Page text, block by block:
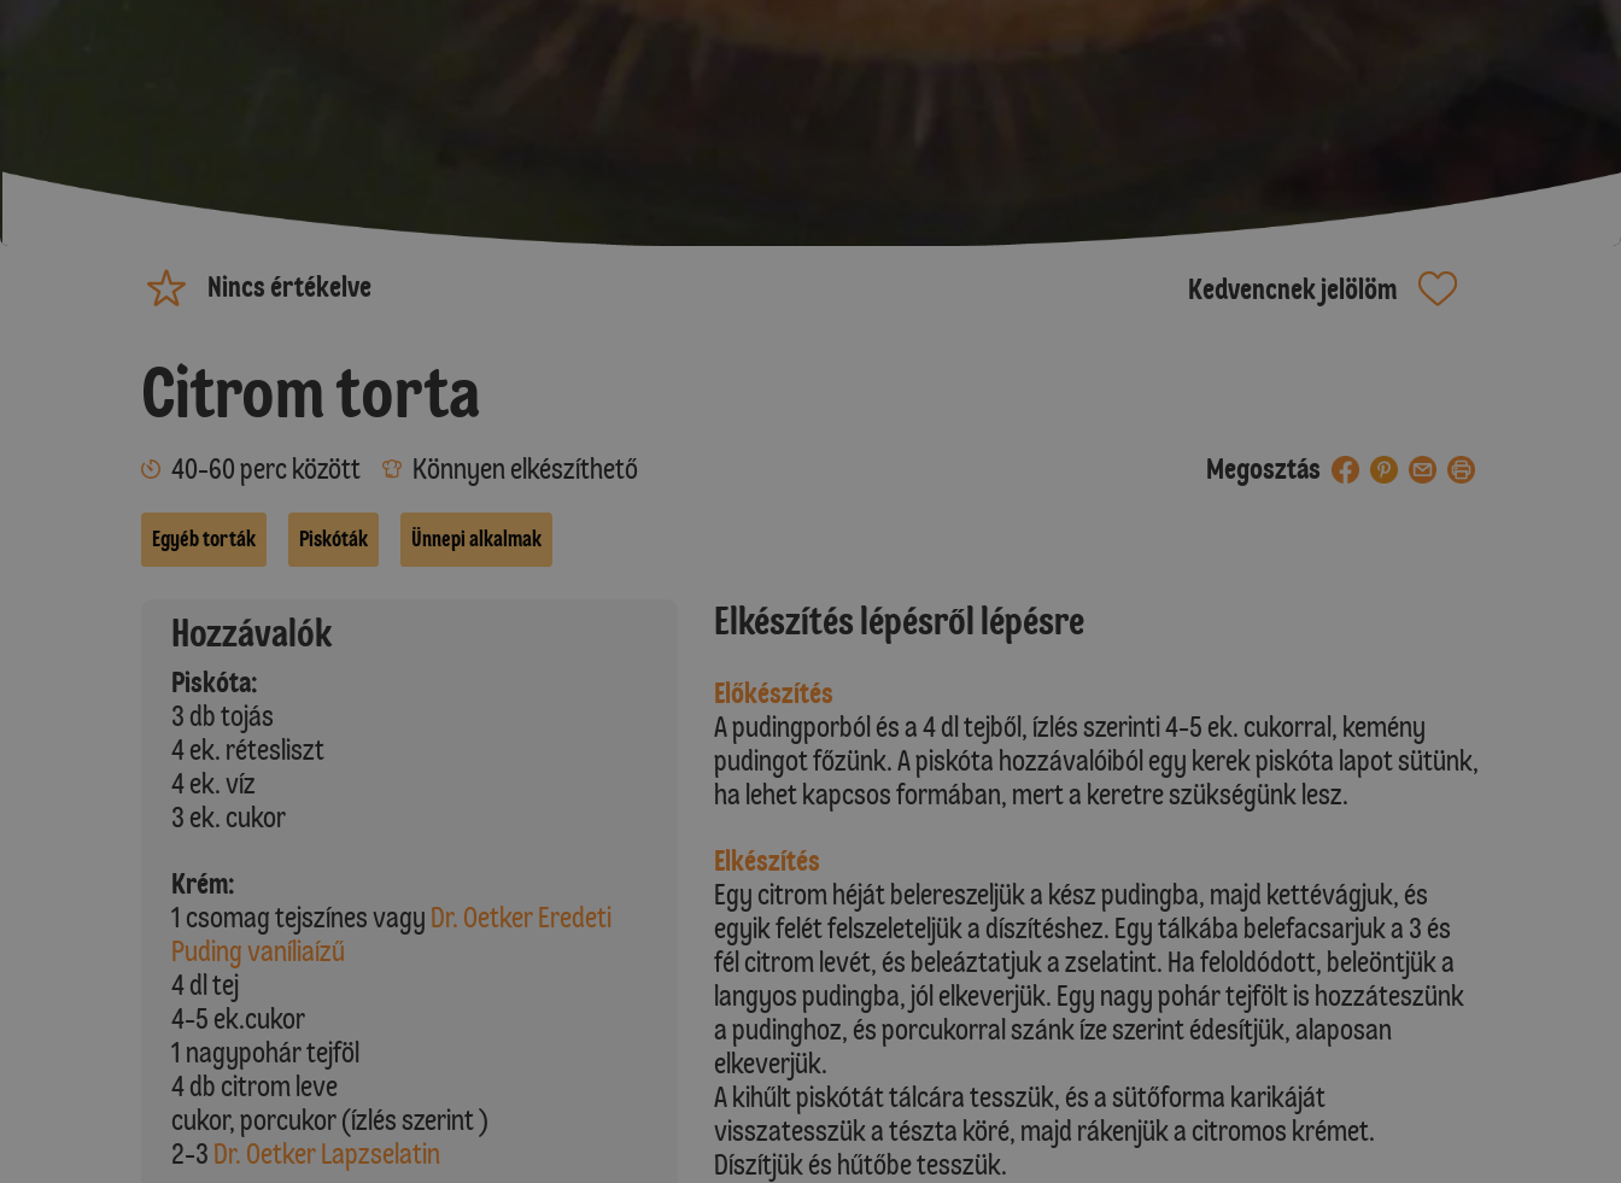
Nincs értékelve Kedvencnek jelölöm
Citrom torta
40-60 perc között Könnyen elkészíthető Megosztás
Egyéb torták Piskóták Ünnepi alkalmak
Hozzávalók
Piskóta:
3 db tojás
4 ek. rétesliszt
4 ek. víz
3 ek. cukor
Krém:
1 csomag tejszínes vagy Dr. Oetker Eredeti
Puding vaníliaízű
4 dl tej
4-5 ek.cukor
1 nagypohár tejföl
4 db citrom leve
cukor, porcukor (ízlés szerint )
2-3 Dr. Oetker Lapzselatin
Elkészítés lépésről lépésre
Előkészítés
A pudingporból és a 4 dl tejből, ízlés szerinti 4-5 ek. cukorral, kemény
pudingot főzünk. A piskóta hozzávalóiból egy kerek piskóta lapot sütünk,
ha lehet kapcsos formában, mert a keretre szükségünk lesz.
Elkészítés
Egy citrom héját belereszeljük a kész pudingba, majd kettévágjuk, és
egyik felét felszeleteljük a díszítéshez. Egy tálkába belefacsarjuk a 3 és
fél citrom levét, és beleáztatjuk a zselatint. Ha feloldódott, beleöntjük a
langyos pudingba, jól elkeverjük. Egy nagy pohár tejfölt is hozzáteszünk
a pudinghoz, és porcukorral szánk íze szerint édesítjük, alaposan
elkeverjük.
A kihűlt piskótát tálcára tesszük, és a sütőforma karikáját
visszatesszük a tészta köré, majd rákenjük a citromos krémet.
Díszítjük és hűtőbe tesszük.